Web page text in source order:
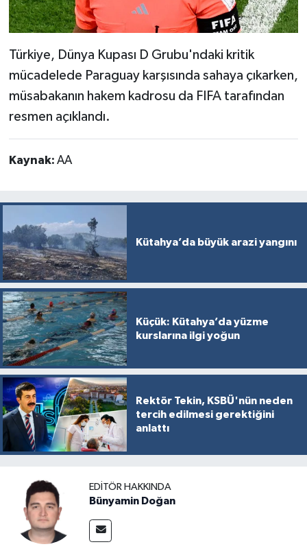
Türkiye, Dünya Kupası D Grubu'ndaki kritik
mücadelede Paraguay karşısında sahaya çıkarken,
müsabakanın hakem kadrosu da FIFA tarafından
resmen açıklandı.
Kaynak: AA
Kütahya’da büyük arazi yangını
Küçük: Kütahya’da yüzme
kurslarına ilgi yoğun
Rektör Tekin, KSBÜ'nün neden
tercih edilmesi gerektiğini
anlattı
EDITÖR HAKKINDA
Bünyamin Doğan
Sağlık
Simav
Siyaset
Teknoloji
Türkiye
Video Galeri
Yaşam
Yemek Tarifleri